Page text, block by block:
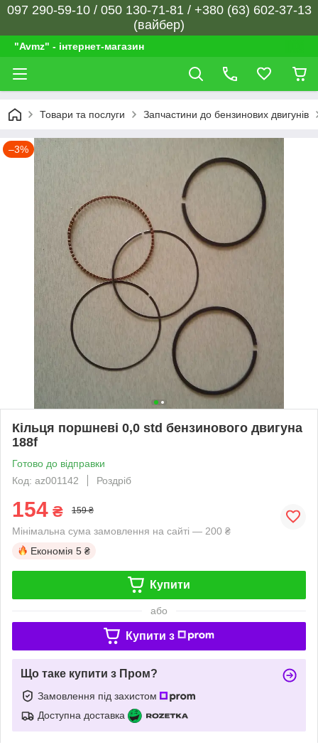
097 290-59-10 / 050 130-71-81 / +380 (63) 602-37-13
(вайбер)
"Avmz" - інтернет-магазин
Товари та послуги Запчастини до бензинових двигунів
–3%
Кільця поршневі 0,0 std бензинового двигуна
188f
Готово до відправки
Код: az001142
Роздріб
154 ₴ 159 ₴
Мінімальна сума замовлення на сайті — 200 ₴
Економія 5 ₴
Купити
або
Купити з
Що таке купити з Пром?
Замовлення під захистом
Доступна доставка